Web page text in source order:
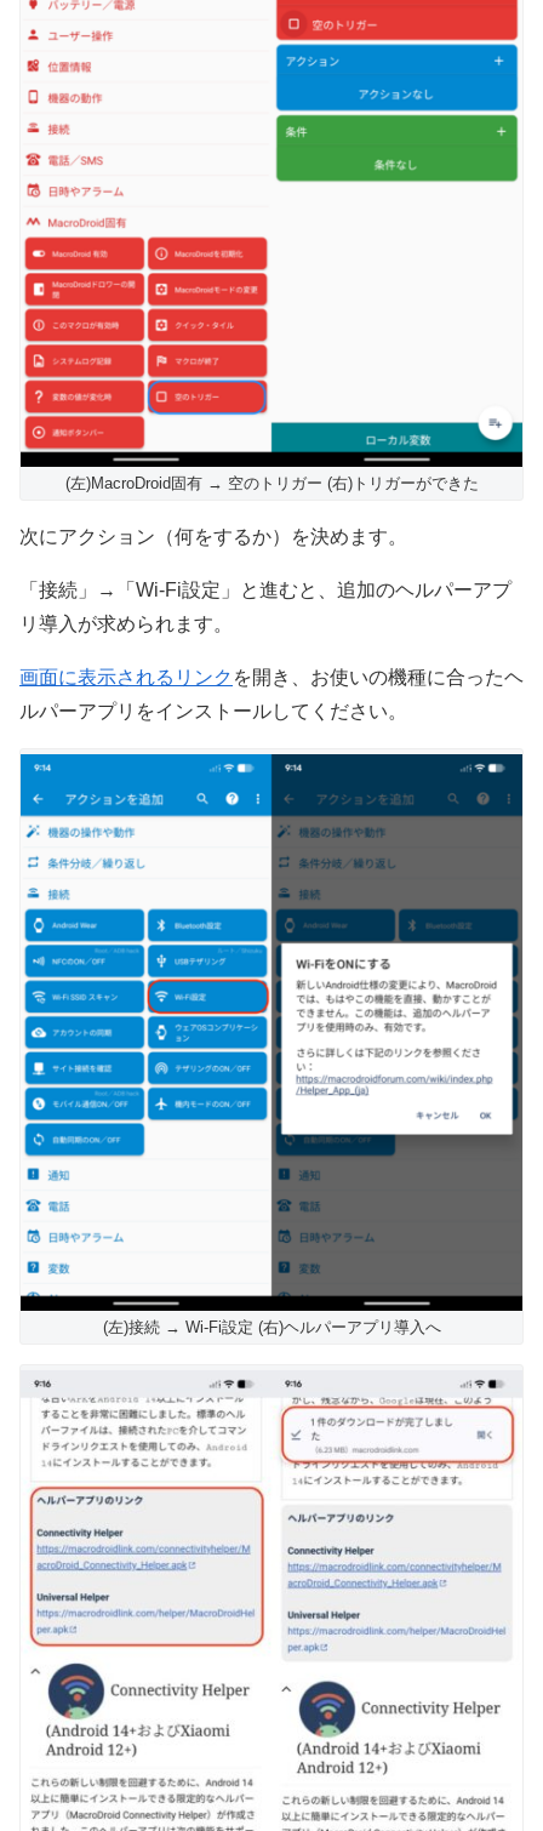
(左)MacroDroid固有 → 空のトリガー (右)トリガーができた
次にアクション（何をするか）を決めます。
「接続」→「Wi-Fi設定」と進むと、追加のヘルパーアプ
リ導入が求められます。
画面に表示されるリンク を開き、お使いの機種に合ったヘ
ルパーアプリをインストールしてください。
(左)接続 → Wi-Fi設定 (右)ヘルパーアプリ導入へ